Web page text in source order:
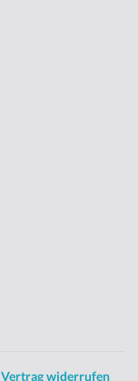
Vertrag widerrufen